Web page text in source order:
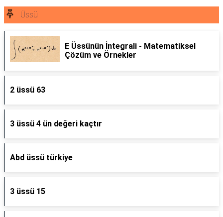
Üssü
E Üssünün İntegrali - Matematiksel
Çözüm ve Örnekler
2 üssü 63
3 üssü 4 ün değeri kaçtır
Abd üssü türkiye
3 üssü 15